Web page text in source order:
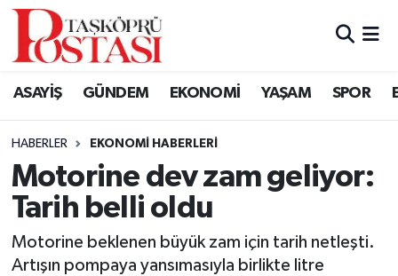
ASAYİŞ GÜNDEM EKONOMİ YAŞAM SPOR
HABERLER EKONOMI HABERLERI
Motorine dev zam geliyor:
Tarih belli oldu
Motorine beklenen büyük zam için tarih netleşti.
Artışın pompaya yansımasıyla birlikte litre
Kastamonu Vefat Edenler
Araç Haberleri
Azdavay Haberleri